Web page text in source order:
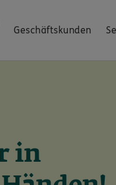
Geschäftskunden
in